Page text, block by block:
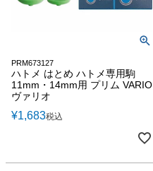
PRM673127
ハトメ はとめ ハトメ専用駒
11mm・14mm用 プリム VARIO
ヴァリオ
¥1,683税込